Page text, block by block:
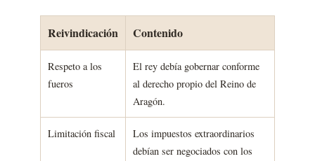
Reivindicación Contenido
Respeto a los
fueros
El rey debía gobernar conforme
al derecho propio del Reino de
Aragón.
Limitación fiscal
Los impuestos extraordinarios
debían ser negociados con los